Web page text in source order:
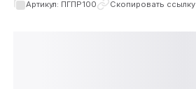
Артикул: ПГПР100 Скопировать ссылку